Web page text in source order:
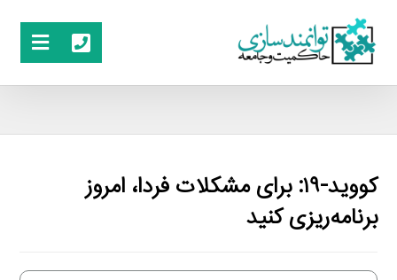
کووید-۱۹: برای مشکلات فردا، امروز
برنامه‌ریزی کنید